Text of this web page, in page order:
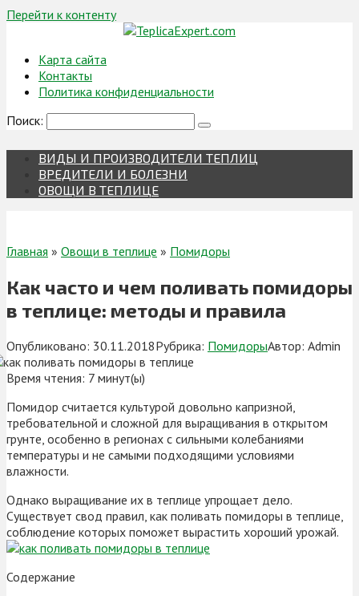
Перейти к контенту
Карта сайта
Контакты
Политика конфиденциальности
Поиск:
ВИДЫ И ПРОИЗВОДИТЕЛИ ТЕПЛИЦ
ВРЕДИТЕЛИ И БОЛЕЗНИ
ОВОЩИ В ТЕПЛИЦЕ
Главная » Овощи в теплице » Помидоры
Как часто и чем поливать помидоры
в теплице: методы и правила
Опубликовано: 30.11.2018Рубрика: ПомидорыАвтор: Admin
Время чтения: 7 минут(ы)
Помидор считается культурой довольно капризной,
требовательной и сложной для выращивания в открытом
грунте, особенно в регионах с сильными колебаниями
температуры и не самыми подходящими условиями
влажности.
Однако выращивание их в теплице упрощает дело.
Существует свод правил, как поливать помидоры в теплице,
соблюдение которых поможет вырастить хороший урожай.
Содержание